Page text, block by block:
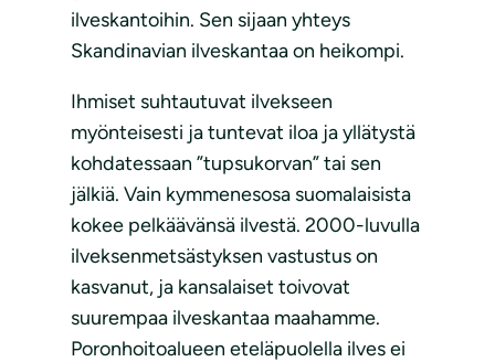
ilveskantoihin. Sen sijaan yhteys
Skandinavian ilveskantaa on heikompi.
Ihmiset suhtautuvat ilvekseen
myönteisesti ja tuntevat iloa ja yllätystä
kohdatessaan ”tupsukorvan” tai sen
jälkiä. Vain kymmenesosa suomalaisista
kokee pelkäävänsä ilvestä. 2000-luvulla
ilveksenmetsästyksen vastustus on
kasvanut, ja kansalaiset toivovat
suurempaa ilveskantaa maahamme.
Poronhoitoalueen eteläpuolella ilves ei